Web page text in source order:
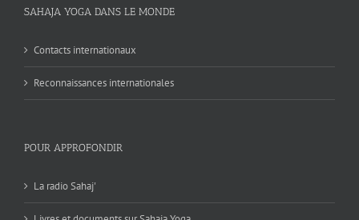
SAHAJA YOGA DANS LE MONDE
Contacts internationaux
Reconnaissances internationales
POUR APPROFONDIR
La radio Sahaj'